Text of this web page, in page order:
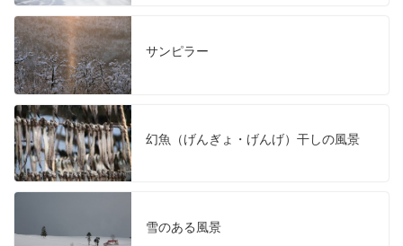
サンピラー
幻魚（げんぎょ・げんげ）干しの風景
雪のある風景